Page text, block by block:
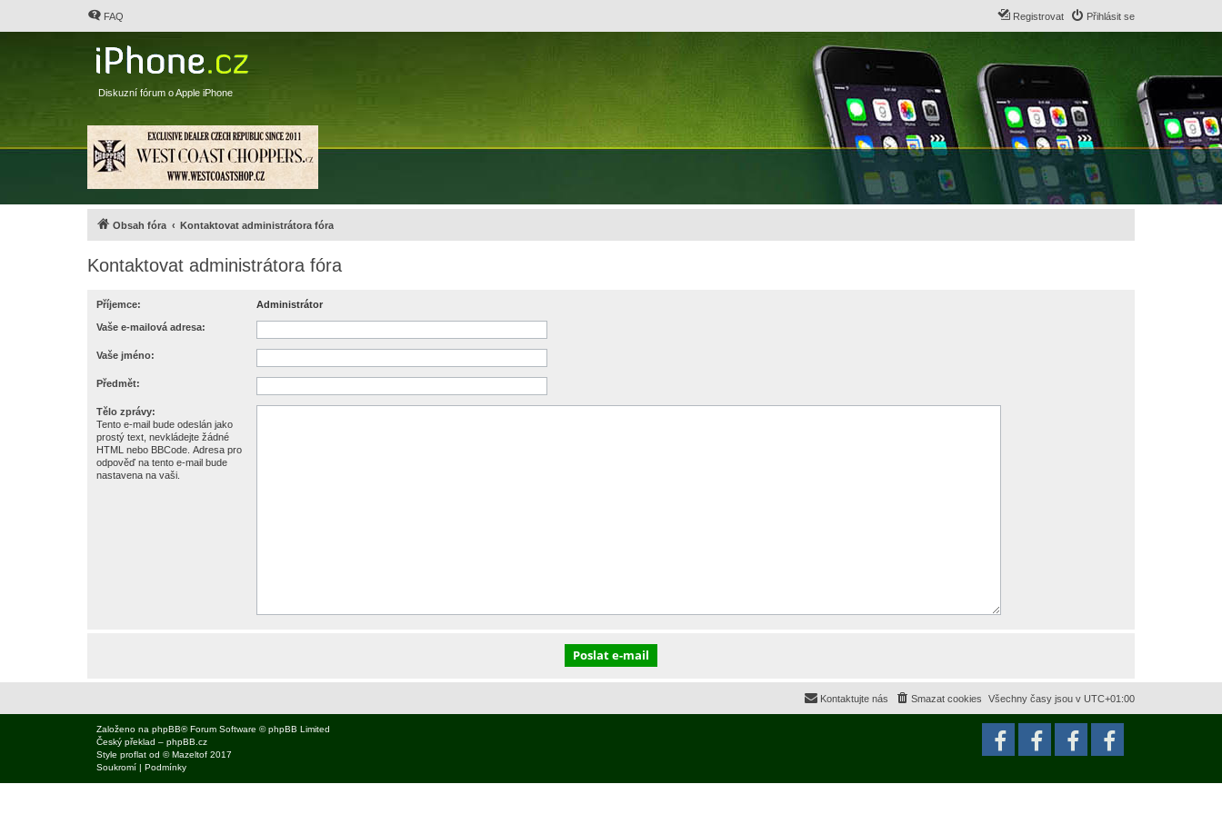
FAQ Přihlásit se
Registrovat
Diskuzní fórum o Apple iPhone
Obsah fóra Kontaktovat administrátora fóra
Kontaktovat administrátora fóra
Příjemce: Administrátor
Vaše e-mailová adresa:
Vaše jméno:
Předmět:
Tělo zprávy:
Tento e-mail bude odeslán jako
prostý text, nevkládejte žádné
HTML nebo BBCode. Adresa pro
odpověď na tento e-mail bude
nastavena na vaši.
Všechny časy jsou v UTC+01:00
Smazat cookies
Kontaktujte nás
Založeno na phpBB® Forum Software © phpBB Limited
Český překlad – phpBB.cz
Style proflat od ©Mazeltof 2017
Soukromí | Podmínky